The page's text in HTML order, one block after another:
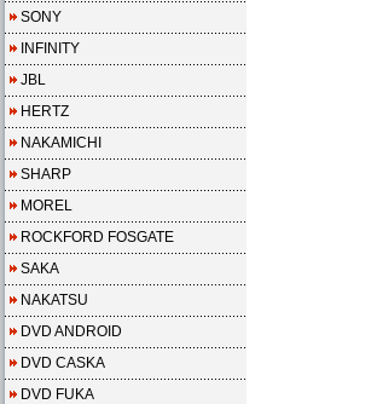
SONY
INFINITY
JBL
HERTZ
NAKAMICHI
SHARP
MOREL
ROCKFORD FOSGATE
SAKA
NAKATSU
DVD ANDROID
DVD CASKA
DVD FUKA